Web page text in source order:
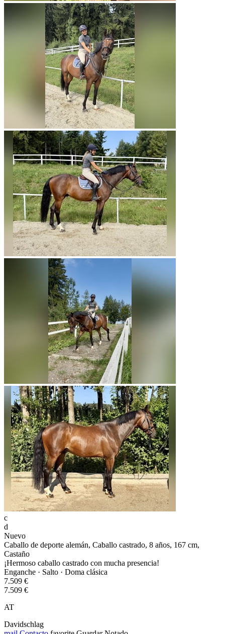
c
d
Nuevo
Caballo de deporte alemán, Caballo castrado, 8 años, 167 cm,
Castaño
¡Hermoso caballo castrado con mucha presencia!
Enganche · Salto · Doma clásica
7.509 €
7.509 €
AT
Davidschlag